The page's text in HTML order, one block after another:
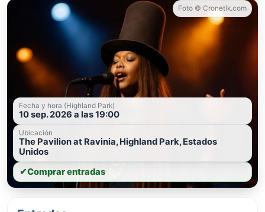
Foto © Cronetik.com
Fecha y hora (Highland Park)
10 sep. 2026 a las 19:00
Ubicación
The Pavilion at Ravinia, Highland Park, Estados
Unidos
✔Comprar entradas